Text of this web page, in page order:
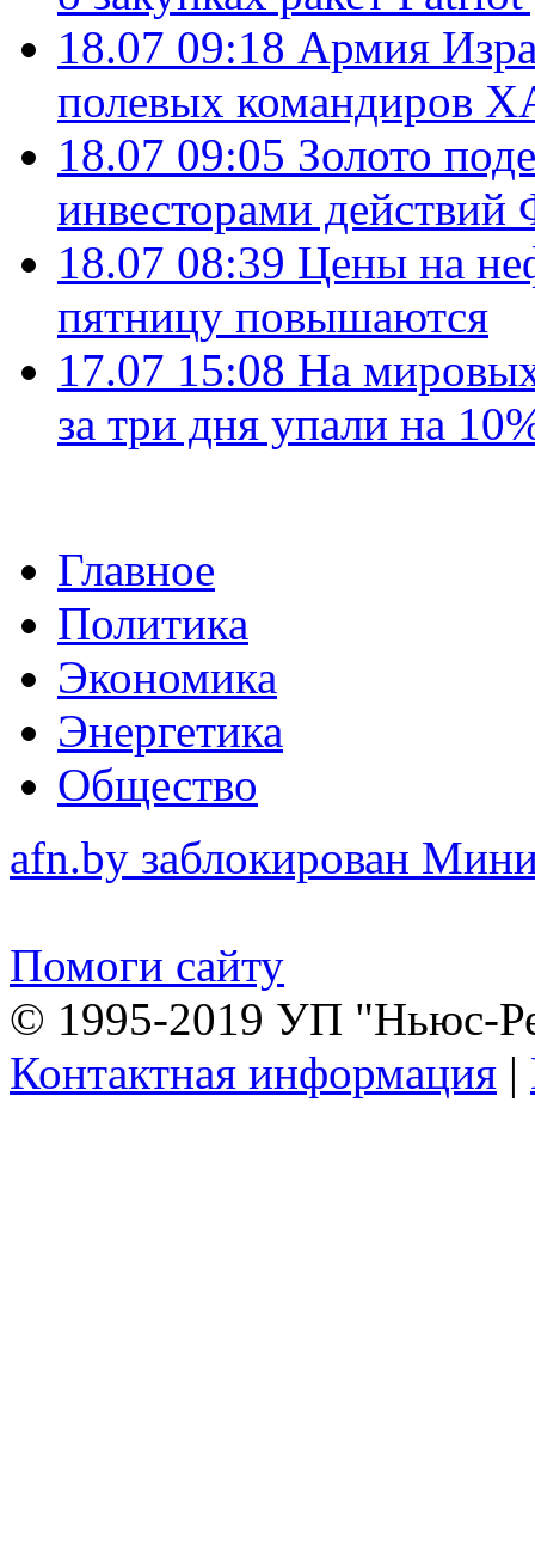
18.07 09:18 Армия
полевых командиров
18.07 09:05 Золото
инвесторами
18.07 08:39 Цены на
пятницу повышаются
17.07 15:08 На
за три дня упали на
Главное
Политика
Экономика
Энергетика
Общество
afn.by заблокирован
Помоги сайту
© 1995-2019 УП "Ньюс-
Контактная информация |